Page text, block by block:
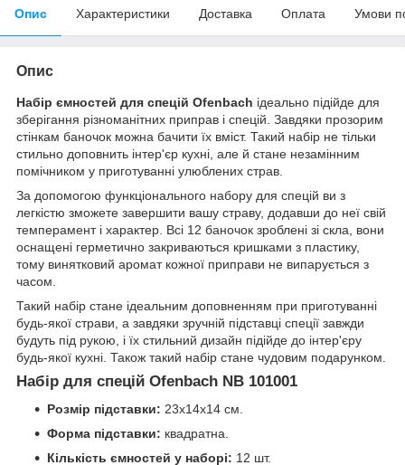
Опис Характеристики Доставка Оплата Умови
Опис
Набір ємностей для спецій Ofenbach ідеально підійде для
зберігання різноманітних приправ і спецій. Завдяки прозорим
стінкам баночок можна бачити їх вміст. Такий набір не тільки
стильно доповнить інтер'єр кухні, але й стане незамінним
помічником у приготуванні улюблених страв.
За допомогою функціонального набору для спецій ви з
легкістю зможете завершити вашу страву, додавши до неї свій
темперамент і характер. Всі 12 баночок зроблені зі скла, вони
оснащені герметично закриваються кришками з пластику,
тому винятковий аромат кожної приправи не випарується з
часом.
Такий набір стане ідеальним доповненням при приготуванні
будь-якої страви, а завдяки зручній підставці спеції завжди
будуть під рукою, і їх стильний дизайн підійде до інтер'єру
будь-якої кухні. Також такий набір стане чудовим подарунком.
Набір для спецій Ofenbach NB 101001
Розмір підставки: 23х14х14 см.
Форма підставки: квадратна.
Кількість ємностей у наборі: 12 шт.